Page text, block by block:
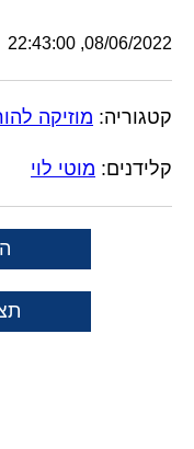
08/06/2022, 22:43:00
קטגוריה: מוזיקה
קלידנים: מוטי לוי